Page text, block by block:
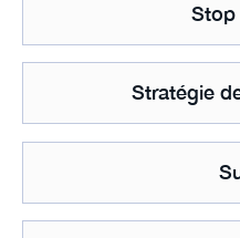
Stop
Stratégie